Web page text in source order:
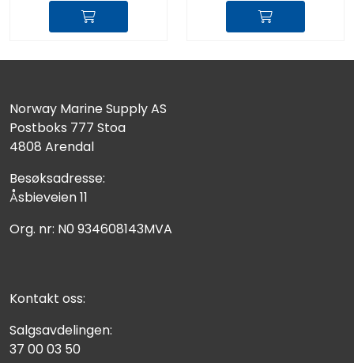
Norway Marine Supply AS
Postboks 777 Stoa
4808 Arendal
Besøksadresse:
Åsbieveien 11
Org. nr: N0 934608143MVA
Kontakt oss:
Salgsavdelingen:
37 00 03 50